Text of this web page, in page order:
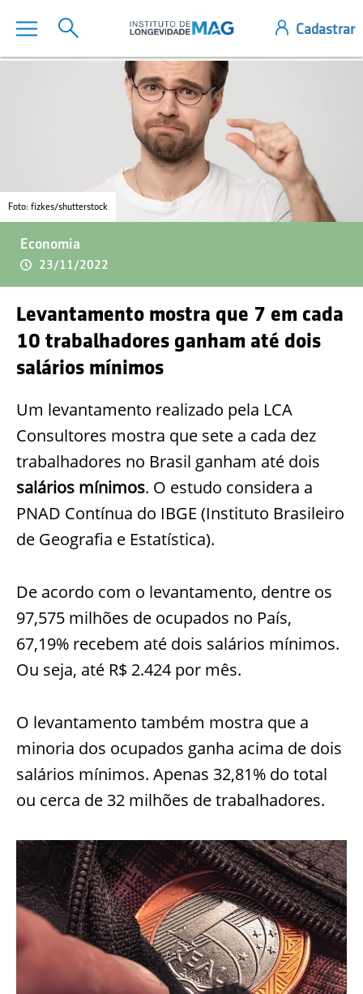
Foto: fizkes/shutterstock
Economia
23/11/2022
Levantamento mostra que 7 em cada
10 trabalhadores ganham até dois
salários mínimos
Um levantamento realizado pela LCA
Consultores mostra que sete a cada dez
trabalhadores no Brasil ganham até dois
salários mínimos. O estudo considera a
PNAD Contínua do IBGE (Instituto Brasileiro
de Geografia e Estatística).
De acordo com o levantamento, dentre os
97,575 milhões de ocupados no País,
67,19% recebem até dois salários mínimos.
Ou seja, até R$ 2.424 por mês.
O levantamento também mostra que a
minoria dos ocupados ganha acima de dois
salários mínimos. Apenas 32,81% do total
ou cerca de 32 milhões de trabalhadores.